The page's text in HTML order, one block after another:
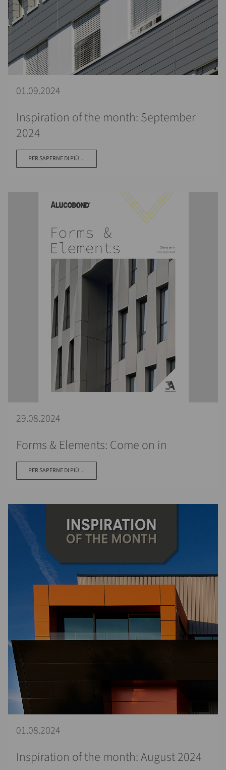
01.09.2024
Inspiration of the month: September
2024
PER SAPERNE DI PIÙ ...
29.08.2024
Forms & Elements: Come on in
PER SAPERNE DI PIÙ ...
01.08.2024
Inspiration of the month: August 2024